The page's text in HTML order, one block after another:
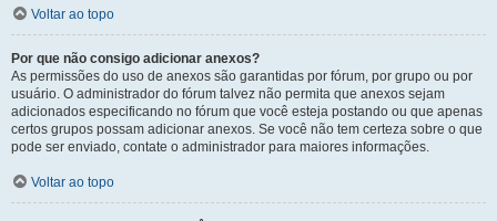
Voltar ao topo
Por que não consigo adicionar anexos?
As permissões do uso de anexos são garantidas por fórum, por grupo ou por
usuário. O administrador do fórum talvez não permita que anexos sejam
adicionados especificando no fórum que você esteja postando ou que apenas
certos grupos possam adicionar anexos. Se você não tem certeza sobre o que
pode ser enviado, contate o administrador para maiores informações.
Voltar ao topo